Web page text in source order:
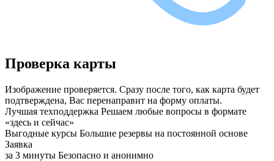
Проверка карты
Изображение проверяется. Сразу после того, как карта будет
подтверждена, Вас перенаправит на форму оплаты.
Лучшая техподдержка Решаем любые вопросы в формате
«здесь и сейчас»
Выгодные курсы Большие резервы на постоянной основе
Заявка
за 3 минуты Безопасно и анонимно